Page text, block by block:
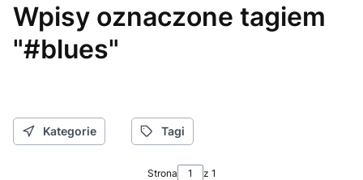
Wpisy oznaczone tagiem
"#blues"
Kategorie Tagi
Strona z 1